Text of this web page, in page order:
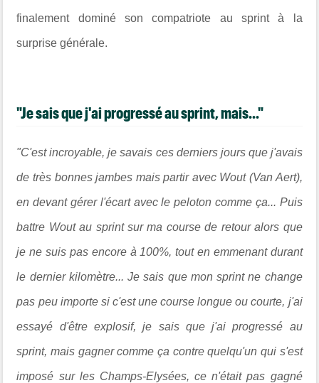
finalement dominé son compatriote au sprint à la
surprise générale.
"Je sais que j'ai progressé au sprint, mais..."
"C'est incroyable, je savais ces derniers jours que j'avais
de très bonnes jambes mais partir avec Wout (Van Aert),
en devant gérer l'écart avec le peloton comme ça... Puis
battre Wout au sprint sur ma course de retour alors que
je ne suis pas encore à 100%, tout en emmenant durant
le dernier kilomètre... Je sais que mon sprint ne change
pas peu importe si c'est une course longue ou courte, j'ai
essayé d'être explosif, je sais que j'ai progressé au
sprint, mais gagner comme ça contre quelqu'un qui s'est
imposé sur les Champs-Elysées, ce n'était pas gagné